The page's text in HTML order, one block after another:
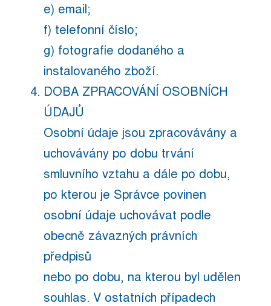
e) email;
f) telefonní číslo;
g) fotografie dodaného a
instalovaného zboží.
DOBA ZPRACOVÁNÍ OSOBNÍCH
ÚDAJŮ
Osobní údaje jsou zpracovávány a
uchovávány po dobu trvání
smluvního vztahu a dále po dobu,
po kterou je Správce povinen
osobní údaje uchovávat podle
obecně závazných právních
předpisů
nebo po dobu, na kterou byl udělen
souhlas. V ostatních případech